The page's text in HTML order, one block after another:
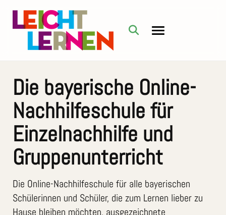
Die bayerische Online-
Nachhilfeschule für
Einzelnachhilfe und
Gruppenunterricht
Die Online-Nachhilfeschule für alle bayerischen
Schülerinnen und Schüler, die zum Lernen lieber zu
Hause bleiben möchten, ausgezeichnete